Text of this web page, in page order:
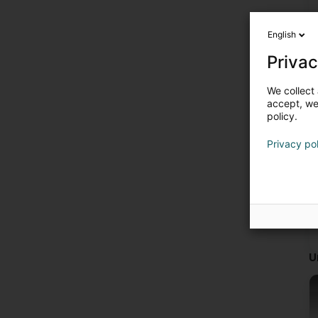
English
We
accept,
policy.
Privacy